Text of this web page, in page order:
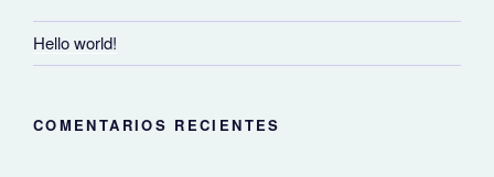
Hello world!
COMENTARIOS RECIENTES